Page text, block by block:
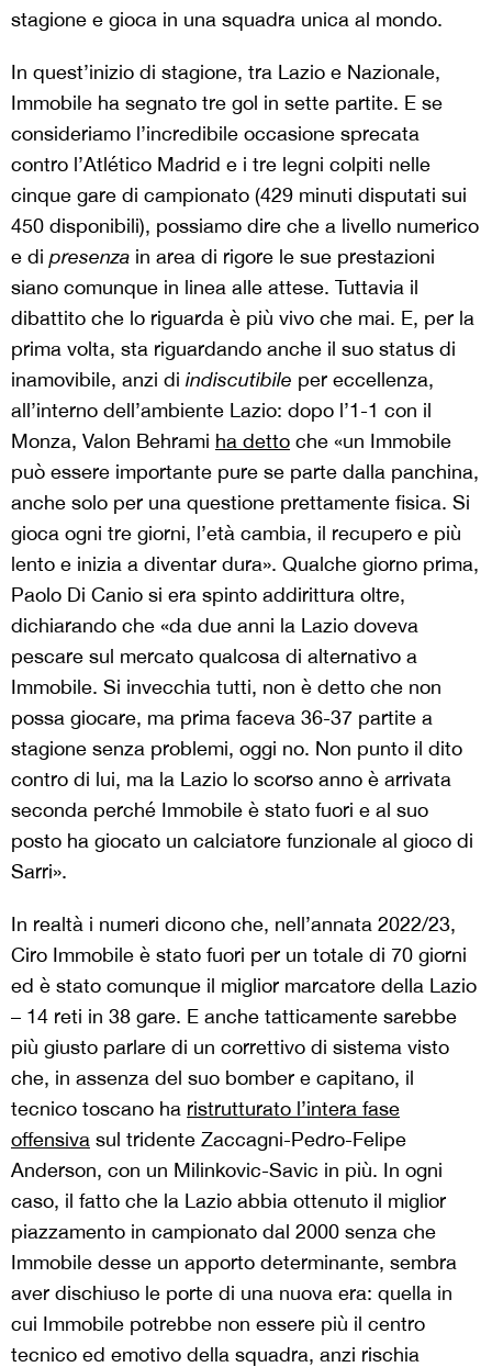
stagione e gioca in una squadra unica al mondo.
In quest’inizio di stagione, tra Lazio e Nazionale,
Immobile ha segnato tre gol in sette partite. E se
consideriamo l’incredibile occasione sprecata
contro l’Atlético Madrid e i tre legni colpiti nelle
cinque gare di campionato (429 minuti disputati sui
450 disponibili), possiamo dire che a livello numerico
e di presenza in area di rigore le sue prestazioni
siano comunque in linea alle attese. Tuttavia il
dibattito che lo riguarda è più vivo che mai. E, per la
prima volta, sta riguardando anche il suo status di
inamovibile, anzi di indiscutibile per eccellenza,
all’interno dell’ambiente Lazio: dopo l’1-1 con il
Monza, Valon Behrami ha detto che «un Immobile
può essere importante pure se parte dalla panchina,
anche solo per una questione prettamente fisica. Si
gioca ogni tre giorni, l’età cambia, il recupero e più
lento e inizia a diventar dura». Qualche giorno prima,
Paolo Di Canio si era spinto addirittura oltre,
dichiarando che «da due anni la Lazio doveva
pescare sul mercato qualcosa di alternativo a
Immobile. Si invecchia tutti, non è detto che non
possa giocare, ma prima faceva 36-37 partite a
stagione senza problemi, oggi no. Non punto il dito
contro di lui, ma la Lazio lo scorso anno è arrivata
seconda perché Immobile è stato fuori e al suo
posto ha giocato un calciatore funzionale al gioco di
Sarri».
In realtà i numeri dicono che, nell’annata 2022/23,
Ciro Immobile è stato fuori per un totale di 70 giorni
ed è stato comunque il miglior marcatore della Lazio
– 14 reti in 38 gare. E anche tatticamente sarebbe
più giusto parlare di un correttivo di sistema visto
che, in assenza del suo bomber e capitano, il
tecnico toscano ha ristrutturato l’intera fase
offensiva sul tridente Zaccagni-Pedro-Felipe
Anderson, con un Milinkovic-Savic in più. In ogni
caso, il fatto che la Lazio abbia ottenuto il miglior
piazzamento in campionato dal 2000 senza che
Immobile desse un apporto determinante, sembra
aver dischiuso le porte di una nuova era: quella in
cui Immobile potrebbe non essere più il centro
tecnico ed emotivo della squadra, anzi rischia